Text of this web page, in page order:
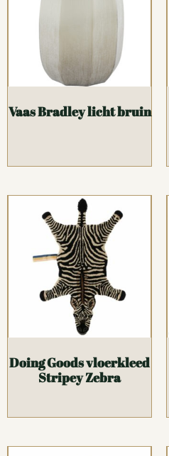
Vaas Bradley licht bruin
Doing Goods vloerkleed
Stripey Zebra